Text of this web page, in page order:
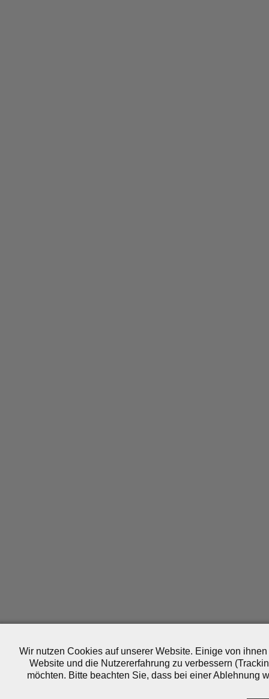
Wir nutzen Cookies auf unserer Website. Einige von
Website und die Nutzererfahrung zu verbessern
möchten. Bitte beachten Sie, dass bei einer Ablehnung